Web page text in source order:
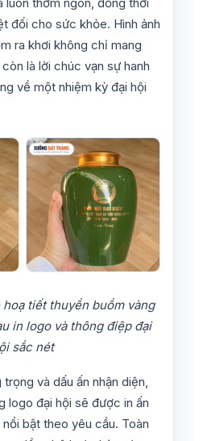
đối cho sức khỏe. Hình ảnh
ra khơi không chỉ mang
là lời chúc vạn sự hanh
về một nhiệm kỳ đại hội
tiết thuyền buồm vàng
in logo và thông điệp đại
sắc nét
và dấu ấn nhận diện,
logo đại hội sẽ được in ấn
bật theo yêu cầu. Toàn